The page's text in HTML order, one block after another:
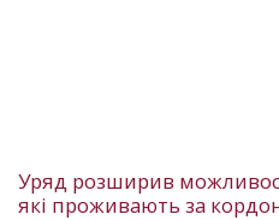
Уряд розширив
які проживають за